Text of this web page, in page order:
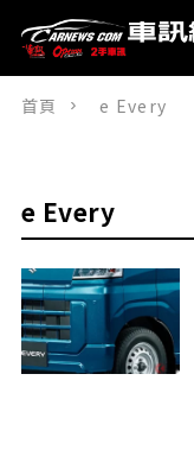
首頁 e Every
e Every